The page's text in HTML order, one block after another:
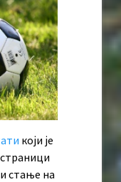
који је
стање на